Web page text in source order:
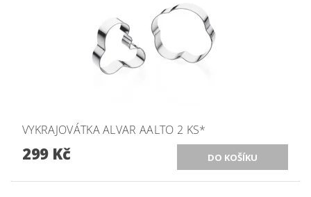
VYKRAJOVÁTKA ALVAR AALTO 2 KS*
299 Kč